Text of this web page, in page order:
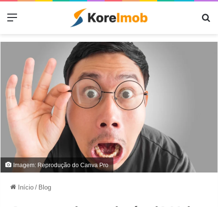
Menu
Imagem: Reprodução do Canva Pro
Início / Blog